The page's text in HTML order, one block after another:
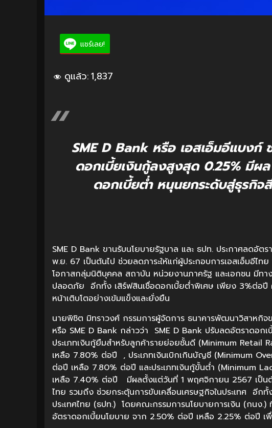
แชร์เลย!
ดูแล้ว:1,837
SME D Bank หรือ เอสเอ็มอีแบงก์
ดอกเบี้ยเงินกู้ลงสูงสุด 0.25% มีผ
ดอกเบี้ยต่ำ หนุนยกระดับสู่ธุรกิจ
SME D Bank ขานรับนโยบายรัฐบาล และ ธปท. ประกาศลด
พ.ย. 67 เป็นต้นไป ช่วยลดภาระให้แก่ผู้ประกอบการเอสเอ็มอีไ
โอกาสกลุ่มนิติบุคคล สถาบัน หน่วยงานภาครัฐ และเอกชน มีท
ปลอดภัย อีกทั้ง เสิร์ฟสินเชื่อดอกเบี้ยต่ำพิเศษ เพียง 3%ต่อ
หน้าเติบโตอย่างเข้มแข็งและยั่งยืน
นายพิชิต มิทราวงศ์ กรรมการผู้จัดการ ธนาคารพัฒนาวิสาหกิจ
หรือ SME D Bank กล่าวว่า SME D Bank ปรับลดอัตราดอ
ประเภทเงินกู้ยืมสำหรับลูกค้ารายย่อยชั้นดี (Minimum
เหลือ 7.80% ต่อปี , ประเภทเงินเบิกเกินบัญชี (Minimum
ต่อปี เหลือ 7.80% ต่อปี และประเภทเงินกู้ขั้นต่ำ (Minimum
เหลือ 7.40% ต่อปี มีผลตั้งแต่วันที่ 1 พฤศจิกายน 2567 เป็นต้
ไทย รวมถึง ช่วยกระตุ้นการขับเคลื่อนเศรษฐกิจในประเทศ อีก
ประเทศไทย (ธปท.) โดยคณะกรรมการนโยบายการเงิน (กนง
อัตราดอกเบี้ยนโยบาย จาก 2.50% ต่อปี เหลือ 2.25% ต่อปี เ